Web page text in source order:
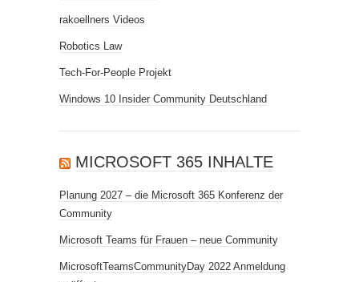
rakoellners Videos
Robotics Law
Tech-For-People Projekt
Windows 10 Insider Community Deutschland
MICROSOFT 365 INHALTE
Planung 2027 – die Microsoft 365 Konferenz der
Community
Microsoft Teams für Frauen – neue Community
MicrosoftTeamsCommunityDay 2022 Anmeldung